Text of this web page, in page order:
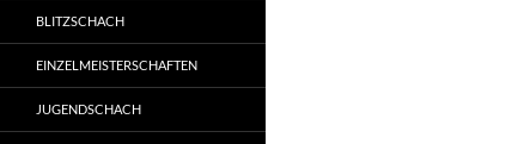
BLITZSCHACH
EINZELMEISTERSCHAFTEN
JUGENDSCHACH